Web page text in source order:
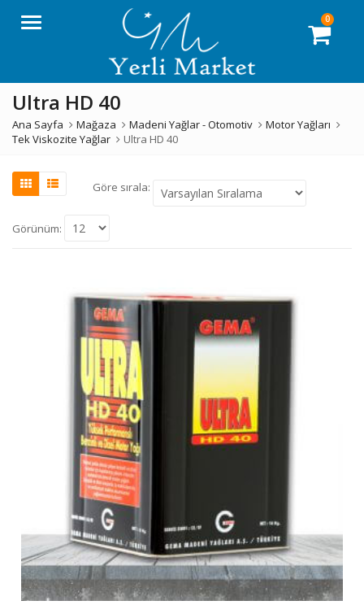
Menü 0
Ultra HD 40
Ana Sayfa Mağaza Madeni Yağlar - Otomotiv
Motor Yağları
Tek Viskozite Yağlar
Ultra HD 40
Göre sırala:
Görünüm: